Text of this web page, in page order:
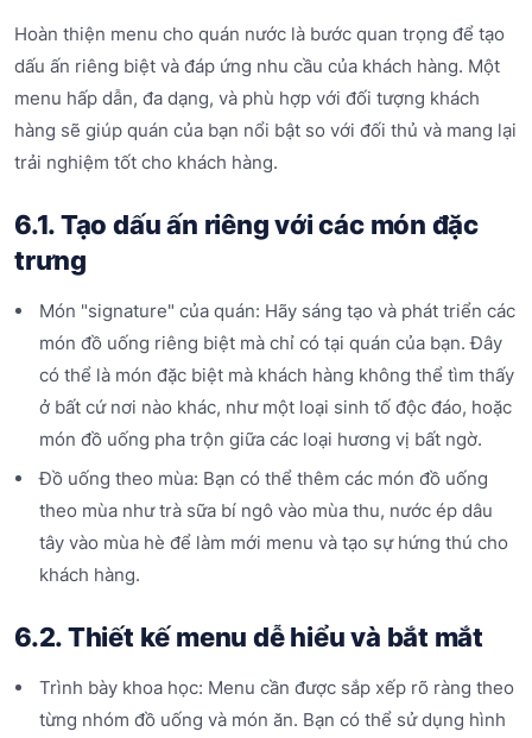
Hoàn thiện menu cho quán nước là bước quan trọng để tạo
dấu ấn riêng biệt và đáp ứng nhu cầu của khách hàng. Một
menu hấp dẫn, đa dạng, và phù hợp với đối tượng khách
hàng sẽ giúp quán của bạn nổi bật so với đối thủ và mang lại
trải nghiệm tốt cho khách hàng.
6.1. Tạo dấu ấn riêng với các món đặc
trưng
Món "signature" của quán: Hãy sáng tạo và phát triển các
món đồ uống riêng biệt mà chỉ có tại quán của bạn. Đây
có thể là món đặc biệt mà khách hàng không thể tìm thấy
ở bất cứ nơi nào khác, như một loại sinh tố độc đáo, hoặc
món đồ uống pha trộn giữa các loại hương vị bất ngờ.
Đồ uống theo mùa: Bạn có thể thêm các món đồ uống
theo mùa như trà sữa bí ngô vào mùa thu, nước ép dâu
tây vào mùa hè để làm mới menu và tạo sự hứng thú cho
khách hàng.
6.2. Thiết kế menu dễ hiểu và bắt mắt
Trình bày khoa học: Menu cần được sắp xếp rõ ràng theo
từng nhóm đồ uống và món ăn. Bạn có thể sử dụng hình